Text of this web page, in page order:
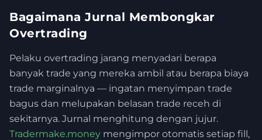
Bagaimana Jurnal Membongkar
Overtrading
Pelaku overtrading jarang menyadari berapa
banyak trade yang mereka ambil atau berapa biaya
trade marginalnya — ingatan menyimpan trade
bagus dan melupakan belasan trade receh di
sekitarnya. Jurnal menghitung dengan jujur.
Tradermake.money mengimpor otomatis setiap fill,